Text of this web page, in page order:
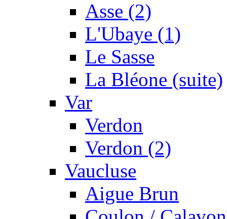
Asse (2)
L'Ubaye (1)
Le Sasse
La Bléone (suite)
Var
Verdon
Verdon (2)
Vaucluse
Aigue Brun